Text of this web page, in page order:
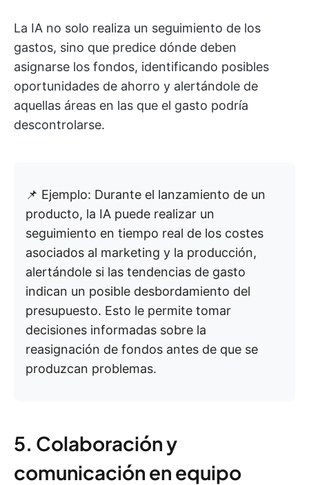
La IA no solo realiza un seguimiento de los
gastos, sino que predice dónde deben
asignarse los fondos, identificando posibles
oportunidades de ahorro y alertándole de
aquellas áreas en las que el gasto podría
descontrolarse.
📌 Ejemplo: Durante el lanzamiento de un
producto, la IA puede realizar un
seguimiento en tiempo real de los costes
asociados al marketing y la producción,
alertándole si las tendencias de gasto
indican un posible desbordamiento del
presupuesto. Esto le permite tomar
decisiones informadas sobre la
reasignación de fondos antes de que se
produzcan problemas.
5. Colaboración y
comunicación en equipo